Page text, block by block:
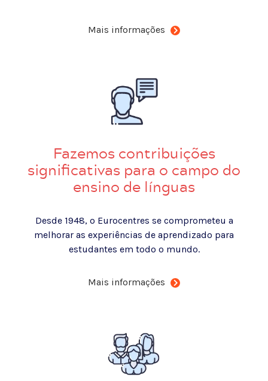
Mais informações
Fazemos contribuições
significativas para o campo do
ensino de línguas
Desde 1948, o Eurocentres se comprometeu a
melhorar as experiências de aprendizado para
estudantes em todo o mundo.
Mais informações